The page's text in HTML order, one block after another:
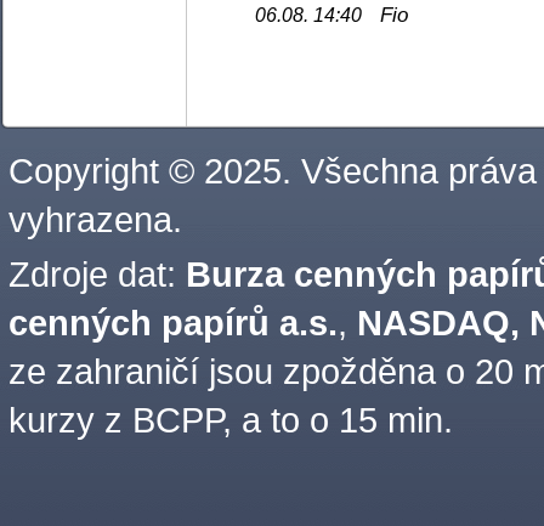
06.08. 14:40 Fio
Copyright © 2025. Všechna práva
vyhrazena.
Zdroje dat: Burza cenných
cenných papírů a.s., NASDAQ,
ze zahraničí jsou zpožděna o 20
kurzy z BCPP, a to o 15 min.